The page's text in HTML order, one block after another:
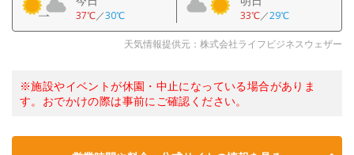
37℃／30℃ 33℃／29℃
天気情報提供元：株式会社ライフビジネスウェザー
※施設やイベントが休園・中止になっている場合がありま
す。おでかけの際は事前にご確認ください。